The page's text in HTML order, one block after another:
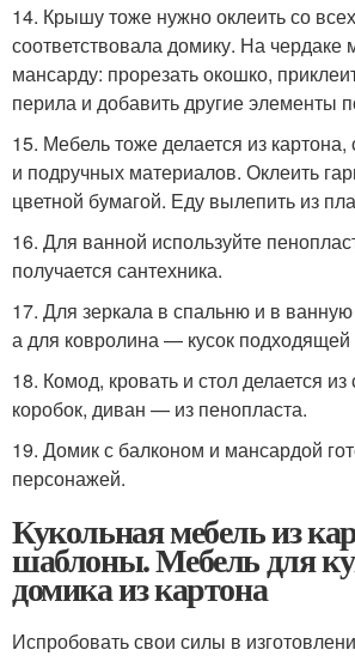
14. Крышу тоже нужно оклеить со
соответствовала домику. На чердаке
мансарду: прорезать окошко,
перила и добавить другие элементы
15. Мебель тоже делается из
и подручных материалов. Оклеить
цветной бумагой. Еду вылепить из
16. Для ванной используйте
получается сантехника.
17. Для зеркала в спальню и в
а для ковролина — кусок подходящей
18. Комод, кровать и стол делается
коробок, диван — из пенопласта.
19. Домик с балконом и мансардой
персонажей.
Кукольная мебель из
шаблоны. Мебель для
домика из картона
Испробовать свои силы в